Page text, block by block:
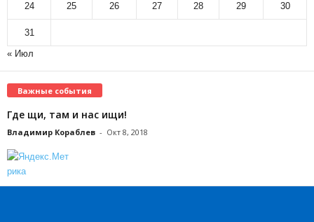
24 25 26 27 28 29 30
31
« Июл
Важные события
Где щи, там и нас ищи!
Владимир Кораблев - Окт 8, 2018